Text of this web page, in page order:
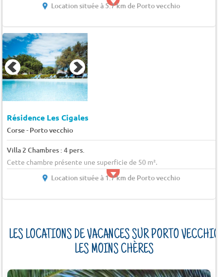
Location située à 5.7 km de Porto vecchio
Résidence Les Cigales
Corse- Porto vecchio
Villa 2 Chambres : 4 pers.
Cette chambre présente une superficie de 50 m².
Location située à 1.7 km de Porto vecchio
LES LOCATIONS DE VACANCES SUR PORTO
LES MOINS CHÈRES